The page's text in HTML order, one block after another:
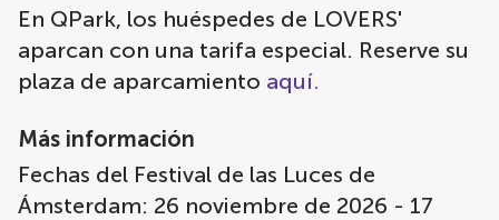
En QPark, los huéspedes de LOVERS'
aparcan con una tarifa especial. Reserve su
plaza de aparcamiento aquí.
Más información
Fechas del Festival de las Luces de
Ámsterdam: 26 noviembre de 2026 - 17